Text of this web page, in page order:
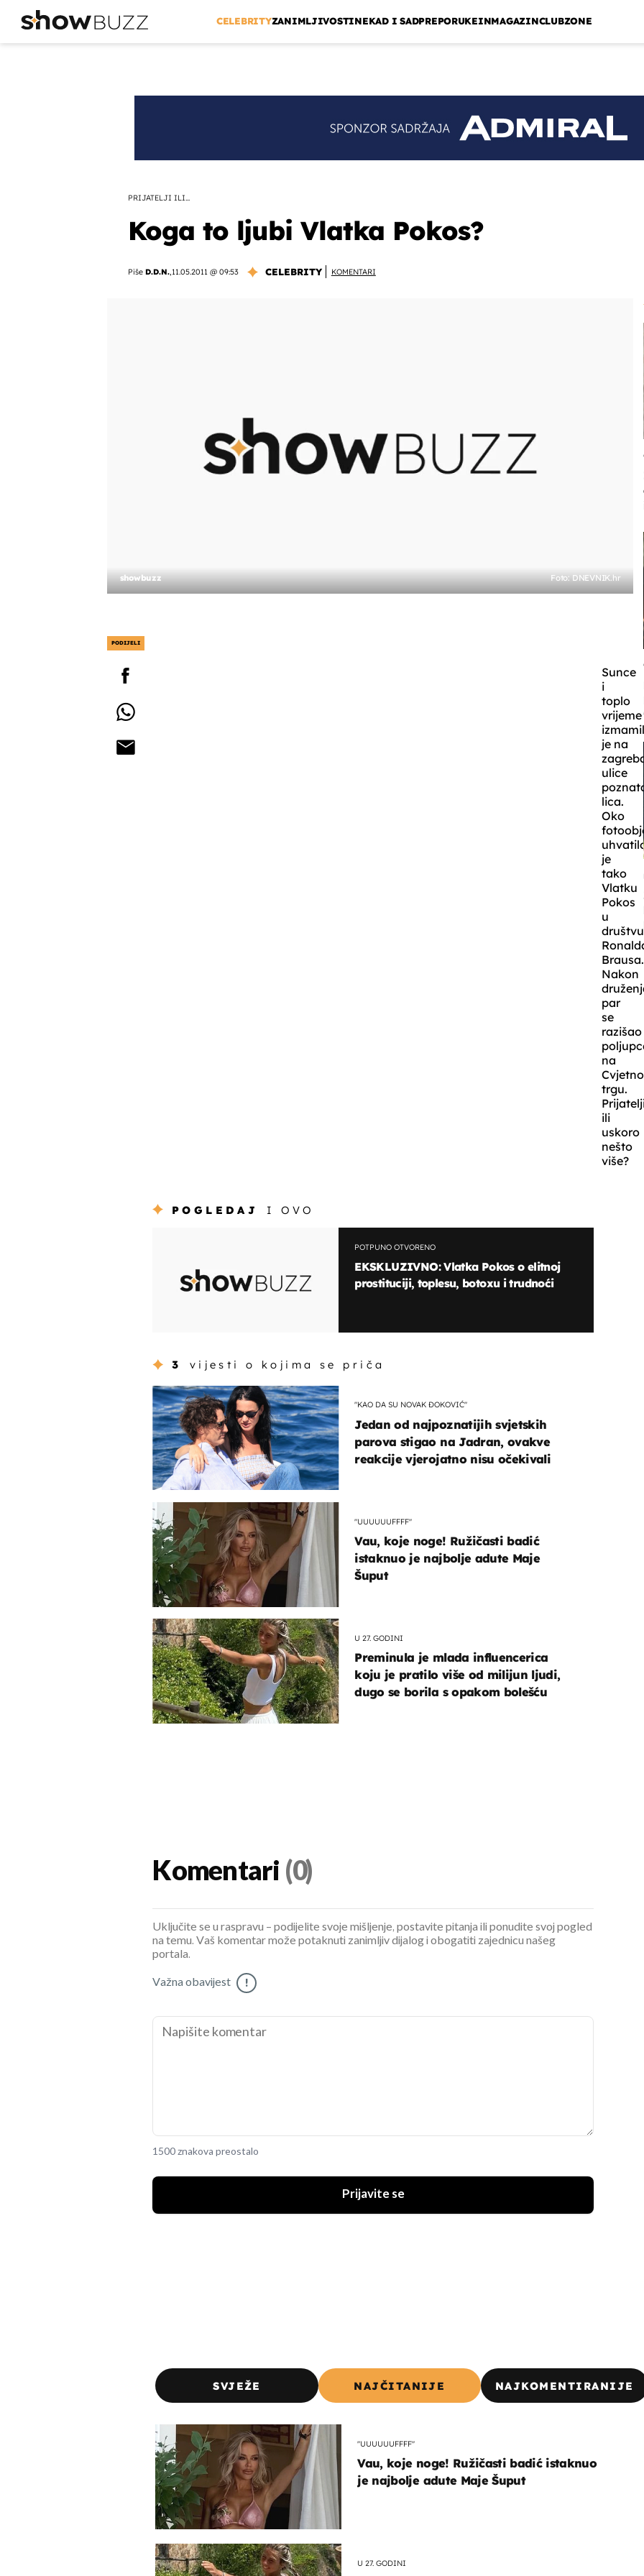
CELEBRITYZANIMLJIVOSTINEKAD I SADPREPORUKEINMAGAZINCLUBZONE
PRIJATELJI ILI...
Koga to ljubi Vlatka Pokos?
Piše D.D.N.,11.05.2011 @ 09:53 CELEBRITY KOMENTARI
showbuzz Foto: DNEVNIK.hr
PODIJELI
Sunce
i
toplo
vrijeme
je na
ulice
poznata
lica.
Oko
je
tako
Vlatku
Pokos
u
društvu
Brausa.
Nakon
par
se
razišao
na
trgu.
ili
uskoro
nešto
više?
POGLEDAJ I OVO
POTPUNO OTVORENO
EKSKLUZIVNO: Vlatka Pokos o elitnoj
prostituciji, toplesu, botoxu i trudnoći
3 vijesti o kojima se priča
"KAO DA SU NOVAK ĐOKOVIĆ"
Jedan od najpoznatijih svjetskih
parova stigao na Jadran, ovakve
reakcije vjerojatno nisu očekivali
"UUUUUUFFFF"
Vau, koje noge! Ružičasti badić
istaknuo je najbolje adute Maje
Šuput
U 27. GODINI
Preminula je mlada influencerica
koju je pratilo više od milijun ljudi,
dugo se borila s opakom bolešću
Komentari (0)
Uključite se u raspravu – podijelite svoje mišljenje, postavite pitanja ili ponudite svoj pogled
na temu. Vaš komentar može potaknuti zanimljiv dijalog i obogatiti zajednicu našeg
portala.
Važna obavijest !
1500 znakova preostalo
Prijavite se
SVJEŽE NAJČITANIJE NAJKOMENTIRANIJE
"UUUUUUFFFF"
Vau, koje noge! Ružičasti badić istaknuo
je najbolje adute Maje Šuput
U 27. GODINI